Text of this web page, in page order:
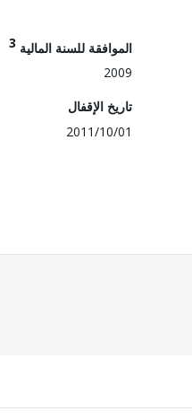
الموافقة للسنة المالية 3
2009
تاريخ الإقفال
2011/10/01